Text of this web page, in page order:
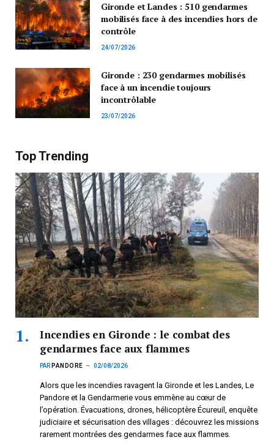
Gironde et Landes : 510 gendarmes
mobilisés face à des incendies hors de
contrôle
24/07/2026
Gironde : 230 gendarmes mobilisés
face à un incendie toujours
incontrôlable
23/07/2026
Top Trending
Incendies en Gironde : le combat des
gendarmes face aux flammes
PAR PANDORE 02/08/2026
Alors que les incendies ravagent la Gironde et les Landes, Le
Pandore et la Gendarmerie vous emmène au cœur de
l’opération. Évacuations, drones, hélicoptère Écureuil, enquête
judiciaire et sécurisation des villages : découvrez les missions
rarement montrées des gendarmes face aux flammes.